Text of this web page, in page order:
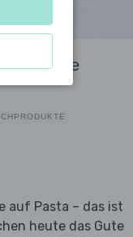
Tagliatelle
auf Pasta – das ist
heute das Gute